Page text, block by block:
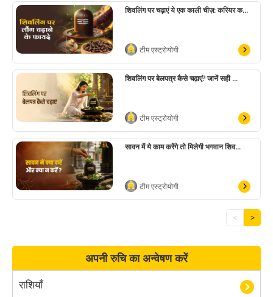
शिवलिंग पर चढ़ाएं ये एक काली चीज़: करियर क...
टीम एस्ट्रोयोगी
शिवलिंग पर बेलपत्र कैसे चढ़ाएं? जानें सही ...
टीम एस्ट्रोयोगी
सावन में ये काम करेंगे तो मिलेगी भगवान शिव...
टीम एस्ट्रोयोगी
< >
अपनी रुचि का अन्वेषण करें
राशियाँ